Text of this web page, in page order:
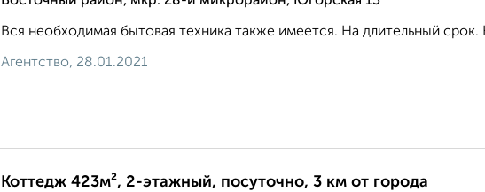
Вся необходимая бытовая техника также имеется. На длительный срок.
Агентство, 28.01.2021
Коттедж 423м², 2-этажный, посуточно, 3 км от города